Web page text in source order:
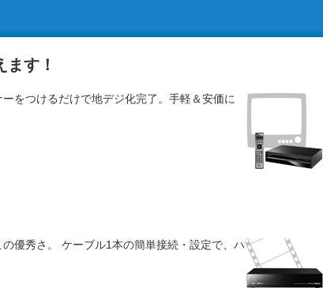
す！
をつけるだけで地デジ化完了。手軽＆安価に
優秀さ。 ケーブル1本の簡単接続・設定で、ハ